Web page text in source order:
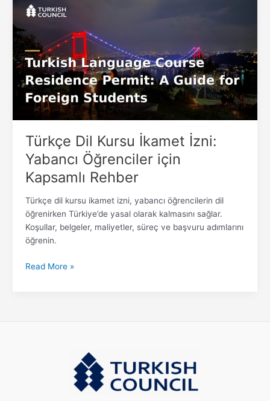
Türkçe Dil Kursu İkamet İzni:
Yabancı Öğrenciler için
Kapsamlı Rehber
Türkçe dil kursu ikamet izni, yabancı öğrencilerin dil
öğrenirken Türkiye’de yasal olarak kalmasını sağlar.
Koşullar, belgeler, maliyetler, süreç ve başvuru adımlarını
öğrenin.
Dil
İkamet
İzni:
Yabancı
Öğrenciler
için
Kapsamlı
Read More »